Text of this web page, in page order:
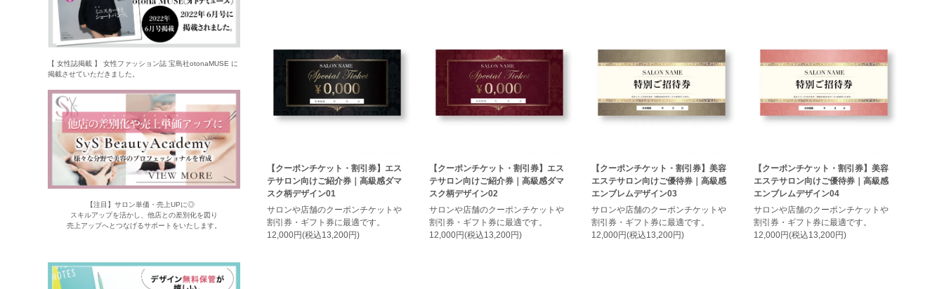
【クーポンチケット・割引券】エス
テサロン向けご紹介券｜高級感ダマ
スク柄デザイン01
サロンや店舗のクーポンチケットや
割引券・ギフト券に最適です。
12,000円(税込13,200円)
【クーポンチケット・割引券】エス
テサロン向けご紹介券｜高級感ダマ
スク柄デザイン02
サロンや店舗のクーポンチケットや
割引券・ギフト券に最適です。
12,000円(税込13,200円)
【クーポンチケット・割引券】美容
エステサロン向けご優待券｜高級感
エンブレムデザイン03
サロンや店舗のクーポンチケットや
割引券・ギフト券に最適です。
12,000円(税込13,200円)
【クーポンチケット・割引券】美容
エステサロン向けご優待券｜高級感
エンブレムデザイン04
サロンや店舗のクーポンチケットや
割引券・ギフト券に最適です。
12,000円(税込13,200円)
【 女性誌掲載 】 女性ファッション誌 宝島社otonaMUSE に
掲載させていただきました。
【注目】サロン単価・売上UPに◎
スキルアップを活かし、他店との差別化を図り
売上アップへとつなげるサポートをいたします。